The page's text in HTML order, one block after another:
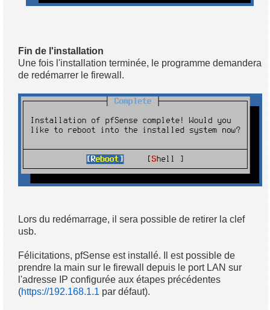
Fin de l'installation
Une fois l'installation terminée, le programme demandera
de redémarrer le firewall.
Lors du redémarrage, il sera possible de retirer la clef
usb.
Félicitations, pfSense est installé. Il est possible de
prendre la main sur le firewall depuis le port LAN sur
l'adresse IP configurée aux étapes précédentes
(https://192.168.1.1 par défaut).